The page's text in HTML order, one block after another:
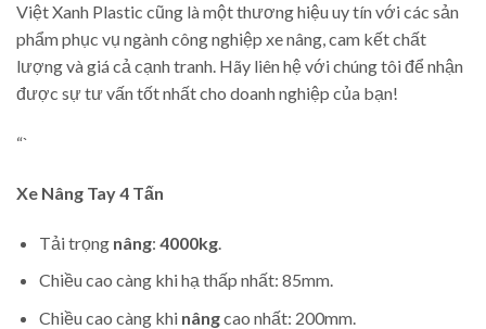
Việt Xanh Plastic cũng là một thương hiệu uy tín với các sản
phẩm phục vụ ngành công nghiệp xe nâng, cam kết chất
lượng và giá cả cạnh tranh. Hãy liên hệ với chúng tôi để nhận
được sự tư vấn tốt nhất cho doanh nghiệp của bạn!
“`
Xe Nâng Tay4 Tấn
Tải trọng nâng: 4000kg.
Chiều cao càng khi hạ thấp nhất: 85mm.
Chiều cao càng khi nângcao nhất: 200mm.